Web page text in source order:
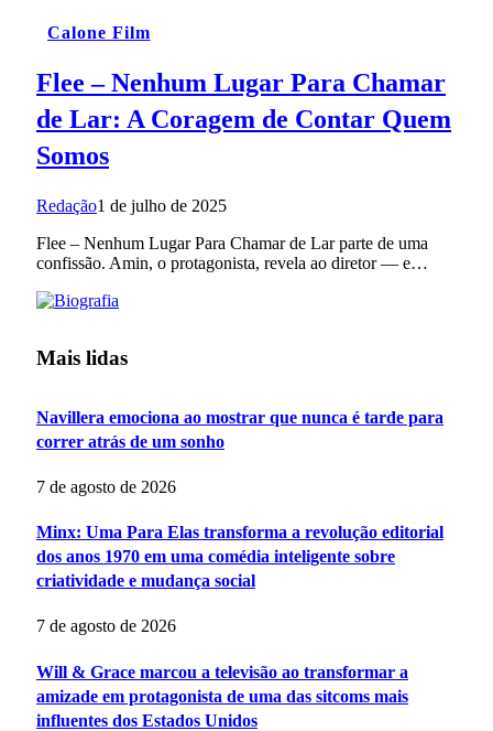
Calone Film
Flee – Nenhum Lugar Para Chamar
de Lar: A Coragem de Contar Quem
Somos
Redação1 de julho de 2025
Flee – Nenhum Lugar Para Chamar de Lar parte de uma
confissão. Amin, o protagonista, revela ao diretor — e…
Mais lidas
Navillera emociona ao mostrar que nunca é tarde para
correr atrás de um sonho
7 de agosto de 2026
Minx: Uma Para Elas transforma a revolução editorial
dos anos 1970 em uma comédia inteligente sobre
criatividade e mudança social
7 de agosto de 2026
Will & Grace marcou a televisão ao transformar a
amizade em protagonista de uma das sitcoms mais
influentes dos Estados Unidos